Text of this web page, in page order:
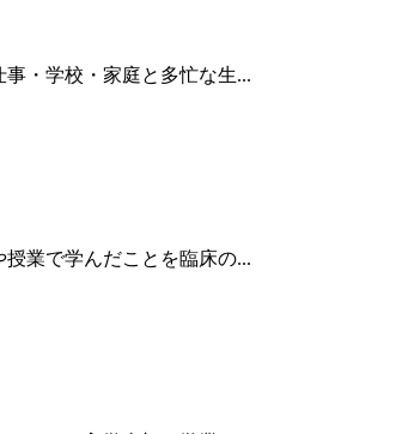
・学校・家庭と多忙な生...
業で学んだことを臨床の...